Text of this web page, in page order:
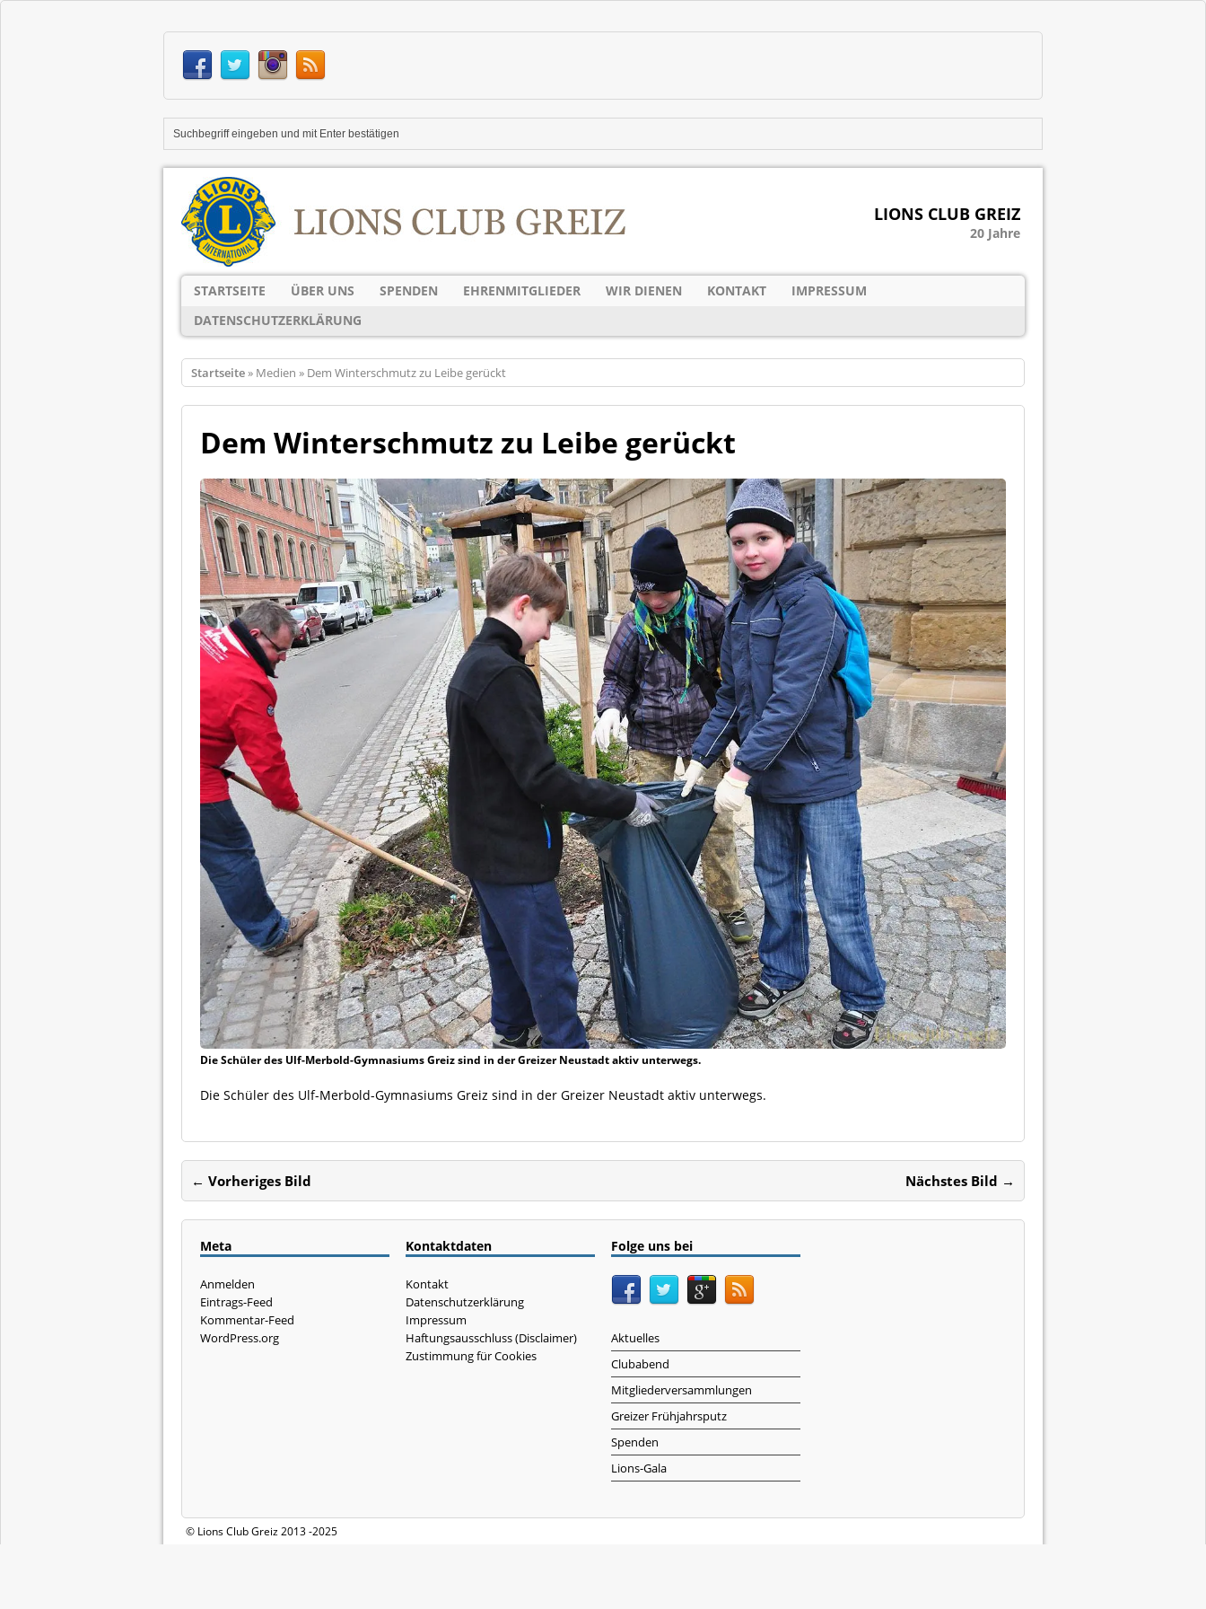
LIONS CLUB GREIZ
20 Jahre
STARTSEITE ÜBER UNS SPENDEN EHRENMITGLIEDER WIR DIENEN KONTAKT
IMPRESSUM
DATENSCHUTZERKLÄRUNG
Startseite» Medien » Dem Winterschmutz zu Leibe gerückt
Dem Winterschmutz zu Leibe gerückt
Die Schüler des Ulf-Merbold-Gymnasiums Greiz sind in der Greizer Neustadt aktiv unterwegs.
Die Schüler des Ulf-Merbold-Gymnasiums Greiz sind in der Greizer Neustadt aktiv unterwegs.
← Vorheriges Bild Nächstes Bild →
Meta
Anmelden
Eintrags-Feed
Kommentar-Feed
WordPress.org
Kontaktdaten
Kontakt
Datenschutzerklärung
Impressum
Haftungsausschluss (Disclaimer)
Zustimmung für Cookies
Folge uns bei
Aktuelles
Clubabend
Mitgliederversammlungen
Greizer Frühjahrsputz
Spenden
Lions-Gala
© Lions Club Greiz 2013 -2025